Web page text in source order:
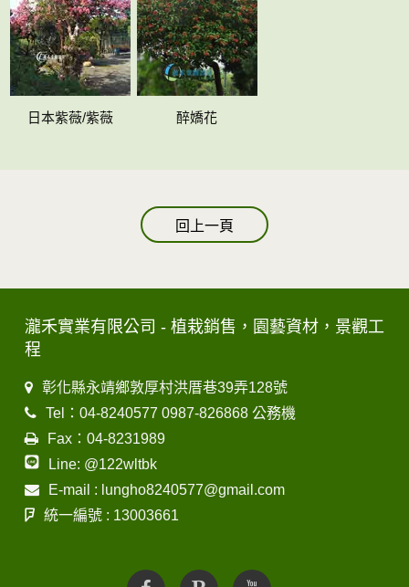
日本紫薇/紫薇 醉嬌花
回上一頁
瀧禾實業有限公司 - 植栽銷售，園藝資材，景觀工
程
彰化縣永靖鄉敦厚村洪厝巷39弄128號
Tel：04-8240577 0987-826868 公務機
Fax：04-8231989
Line: @122wltbk
E-mail : lungho8240577@gmail.com
統一編號 : 13003661